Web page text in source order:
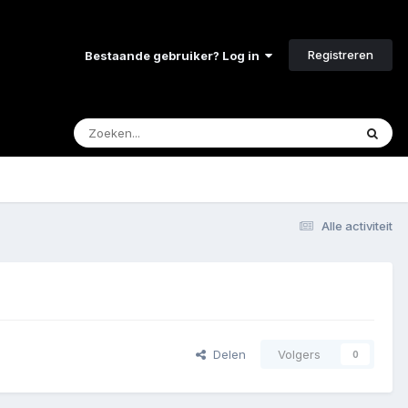
Bestaande gebruiker? Log in Registreren
Alle activiteit
Delen Volgers 0